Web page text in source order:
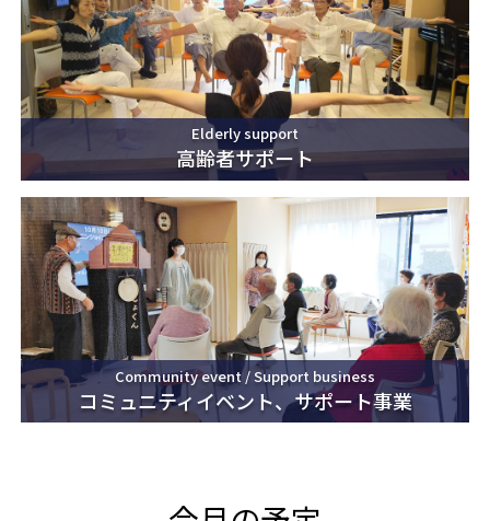
Elderly support
高齢者サポート
Community event / Support business
コミュニティイベント、サポート事業